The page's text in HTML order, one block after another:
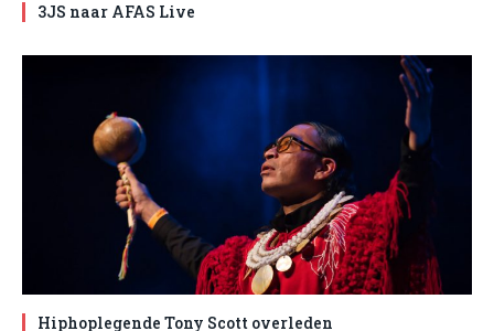
3JS naar AFAS Live
Hiphoplegende Tony Scott overleden